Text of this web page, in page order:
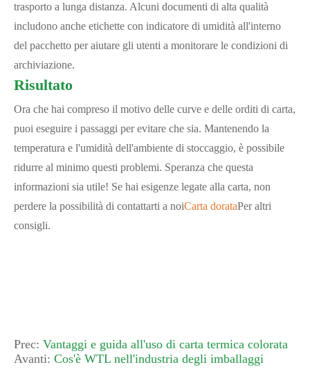
trasporto a lunga distanza. Alcuni documenti di alta qualità
includono anche etichette con indicatore di umidità all'interno
del pacchetto per aiutare gli utenti a monitorare le condizioni di
archiviazione.
Risultato
Ora che hai compreso il motivo delle curve e delle orditi di carta,
puoi eseguire i passaggi per evitare che sia. Mantenendo la
temperatura e l'umidità dell'ambiente di stoccaggio, è possibile
ridurre al minimo questi problemi. Speranza che questa
informazioni sia utile! Se hai esigenze legate alla carta, non
perdere la possibilità di contattarti a noiCarta dorataPer altri
consigli.
Prec: Vantaggi e guida all'uso di carta termica colorata
Avanti: Cos'è WTL nell'industria degli imballaggi